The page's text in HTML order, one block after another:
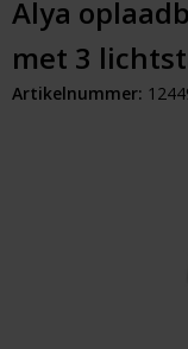
Tassen &
Elektronica &
Kerst
Alle merken
Alya
met 3
Artikelnummer: